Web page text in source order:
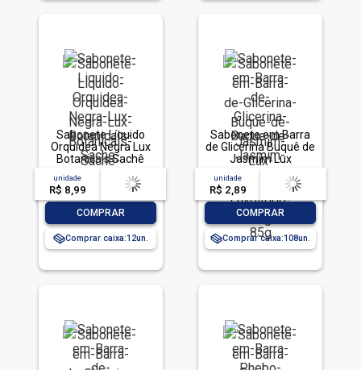
Sabonete Líquido
Orquídea Negra Lux
Botanicals Sachê
200ml Refil
unidade
R$ 8,99
acima de
-- --,--un.
COMPRAR
Comprar caixa:12
Sabonete em Barra
de Glicerina Buquê de
Jasmim Lux
Botanicals Envoltório
unidade
R$ 2,89
acima de
-- --,--un.
COMPRAR
Comprar caixa:108